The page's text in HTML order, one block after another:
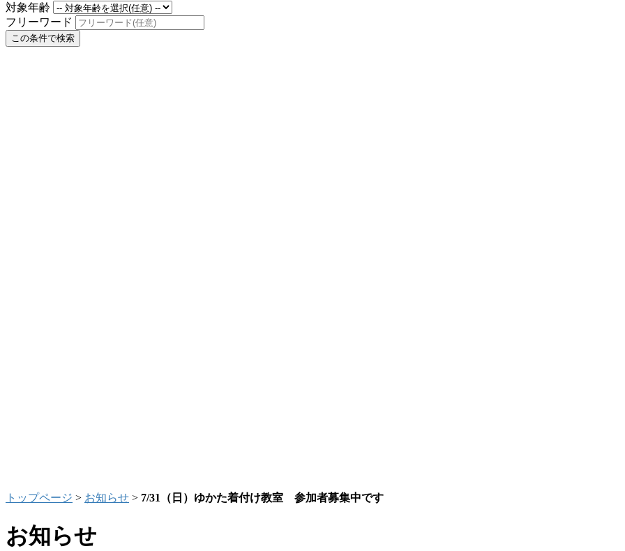
対象年齢
フリーワード
トップページ > お知らせ > 7/31（日）ゆかた着付け教室 参加者募集中です
お知らせ